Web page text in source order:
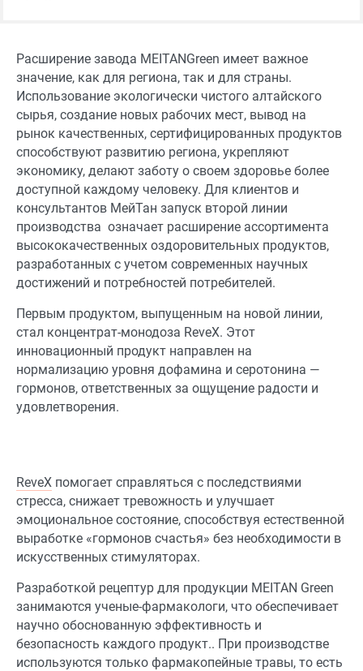
Расширение завода MEITANGreen имеет важное
значение, как для региона, так и для страны.
Использование экологически чистого алтайского
сырья, создание новых рабочих мест, вывод на
рынок качественных, сертифицированных продуктов
способствуют развитию региона, укрепляют
экономику, делают заботу о своем здоровье более
доступной каждому человеку. Для клиентов и
консультантов МейТан запуск второй линии
производства означает расширение ассортимента
высококачественных оздоровительных продуктов,
разработанных с учетом современных научных
достижений и потребностей потребителей.
Первым продуктом, выпущенным на новой линии,
стал концентрат-монодоза ReveX. Этот
инновационный продукт направлен на
нормализацию уровня дофамина и серотонина —
гормонов, ответственных за ощущение радости и
удовлетворения.
ReveX помогает справляться с последствиями
стресса, снижает тревожность и улучшает
эмоциональное состояние, способствуя естественной
выработке «гормонов счастья» без необходимости в
искусственных стимуляторах.
Разработкой рецептур для продукции MEITAN Green
занимаются ученые-фармакологи, что обеспечивает
научно обоснованную эффективность и
безопасность каждого продукт.. При производстве
используются только фармакопейные травы, то есть